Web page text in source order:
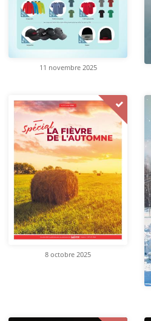
11 novembre 2025
8 octobre 2025